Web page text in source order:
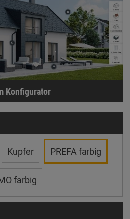
Konfigurator
Kupfer PREFA farbig
farbig